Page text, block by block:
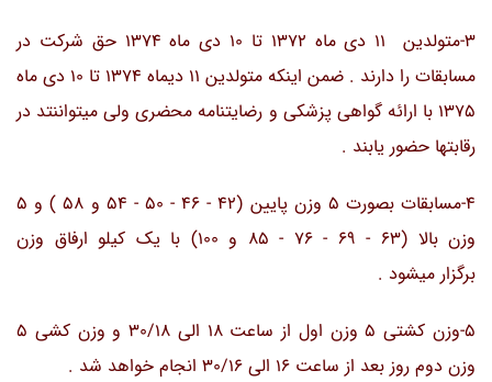
3-متولدین 11 دی ماه 1372 تا 10 دی ماه 1374 حق شرکت در
مسابقات را دارند . ضمن اینکه متولدین 11 دیماه 1374 تا 10 دی ماه
1375 با ارائه گواهی پزشکی و رضایتنامه محضری ولی میتواننتد در
رقابتها حضور یابند .
4-مسابقات بصورت 5 وزن پایین (42 - 46 - 50 - 54 و 58 ) و 5
وزن بالا (63 - 69 - 76 - 85 و 100) با یک کیلو ارفاق وزن
برگزار میشود .
5-وزن کشتی 5 وزن اول از ساعت 18 الی 30/18 و وزن کشی 5
وزن دوم روز بعد از ساعت 16 الی 30/16 انجام خواهد شد .